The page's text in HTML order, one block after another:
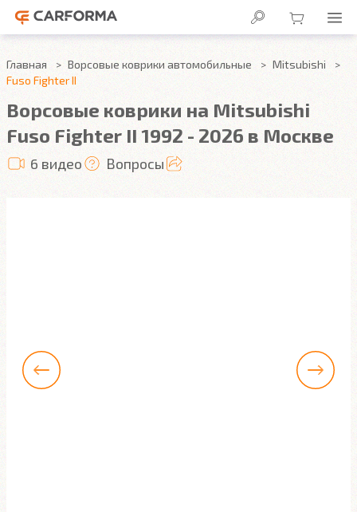
Главная Ворсовые коврики автомобильные
Mitsubishi
Fuso Fighter II
Ворсовые коврики на Mitsubishi
Fuso Fighter II 1992 - 2026 в Москве
6 видео Вопросы